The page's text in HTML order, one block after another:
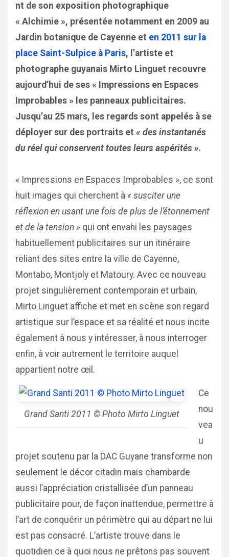
nt de son exposition photographique
« Alchimie », présentée notamment en 2009 au
Jardin botanique de Cayenne et en 2011 sur la
place Saint-Sulpice à Paris, l’artiste et
photographe guyanais Mirto Linguet recouvre
aujourd’hui de ses « Impressions en Espaces
Improbables » les panneaux publicitaires.
Jusqu’au 25 mars, les regards sont appelés à se
déployer sur des portraits et « des instantanés
du réel qui conservent toutes leurs aspérités ».
« Impressions en Espaces Improbables », ce sont
huit images qui cherchent à « susciter une
réflexion en usant une fois de plus de l’étonnement
et de la tension » qui ont envahi les paysages
habituellement publicitaires sur un itinéraire
reliant des sites entre la ville de Cayenne,
Montabo, Montjoly et Matoury. Avec ce nouveau
projet singulièrement contemporain et urbain,
Mirto Linguet affiche et met en scène son regard
artistique sur l’espace et sa réalité et nous incite
également à nous y intéresser, à nous interroger
enfin, à voir autrement le territoire auquel
appartient notre œil.
Grand Santi 2011 © Photo Mirto Linguet
Ce
nou
vea
u
projet soutenu par la DAC Guyane transforme non
seulement le décor citadin mais chambarde
aussi l’appréciation cristallisée d’un panneau
publicitaire pour, de façon inattendue, permettre à
l’art de conquérir un périmètre qui au départ ne lui
est pas consacré. L’artiste trouve dans le
quotidien ce à quoi nous ne prêtons pas souvent